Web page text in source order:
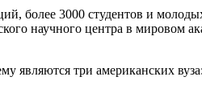
более 3000 студентов и
научного центра в мировом
три американских